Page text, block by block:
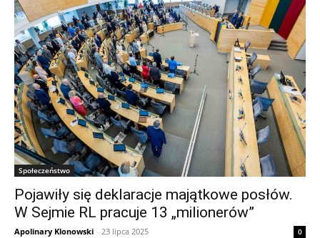
Społeczeństwo
Pojawiły się deklaracje majątkowe posłów.
W Sejmie RL pracuje 13 „milionerów”
Apolinary Klonowski - 23 lipca 2025 0